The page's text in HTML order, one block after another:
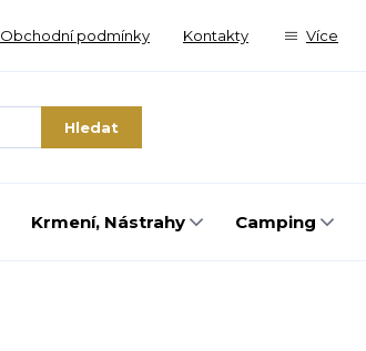
Obchodní podmínky Kontakty Více
Hledat
Krmení, Nástrahy Camping